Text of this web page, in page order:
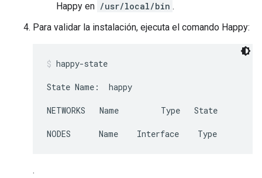
Happy en /usr/local/bin .
Para validar la instalación, ejecuta el comando Happy:
happy-state
State Name:  happy
NETWORKS   Name         Type
NODES      Name    Interface
.